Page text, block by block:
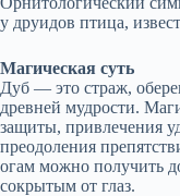
у друидов птица,
Магическая суть
Дуб — это страж,
древней мудрости.
защиты, привлечения
преодоления
огам можно получить
сокрытым от глаз.